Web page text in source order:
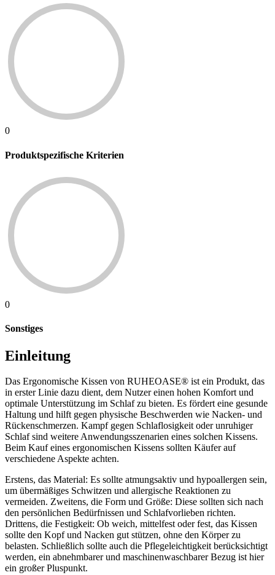
0
Produktspezifische Kriterien
0
Sonstiges
Einleitung
Das Ergonomische Kissen von RUHEOASE® ist ein Produkt, das
in erster Linie dazu dient, dem Nutzer einen hohen Komfort und
optimale Unterstützung im Schlaf zu bieten. Es fördert eine gesunde
Haltung und hilft gegen physische Beschwerden wie Nacken- und
Rückenschmerzen. Kampf gegen Schlaflosigkeit oder unruhiger
Schlaf sind weitere Anwendungsszenarien eines solchen Kissens.
Beim Kauf eines ergonomischen Kissens sollten Käufer auf
verschiedene Aspekte achten.
Erstens, das Material: Es sollte atmungsaktiv und hypoallergen sein,
um übermäßiges Schwitzen und allergische Reaktionen zu
vermeiden. Zweitens, die Form und Größe: Diese sollten sich nach
den persönlichen Bedürfnissen und Schlafvorlieben richten.
Drittens, die Festigkeit: Ob weich, mittelfest oder fest, das Kissen
sollte den Kopf und Nacken gut stützen, ohne den Körper zu
belasten. Schließlich sollte auch die Pflegeleichtigkeit berücksichtigt
werden, ein abnehmbarer und maschinenwaschbarer Bezug ist hier
ein großer Pluspunkt.